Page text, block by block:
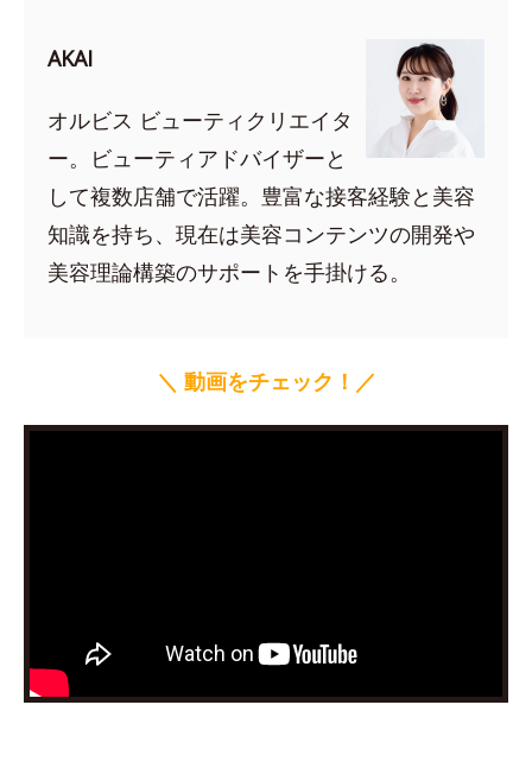
AKAI
オルビス ビューティクリエイタ
ー。ビューティアドバイザーと
して複数店舗で活躍。豊富な接客経験と美容
知識を持ち、現在は美容コンテンツの開発や
美容理論構築のサポートを手掛ける。
＼ 動画をチェック！／